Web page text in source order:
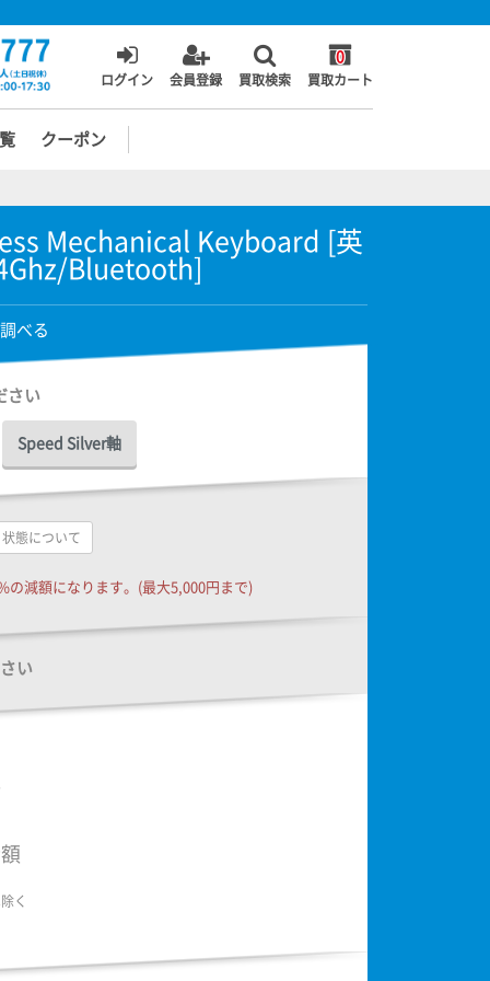
ログイン 会員登録 買取検索
0
買取カート
クーポン
Mechanical Keyboard [英
Bluetooth]
べる
さい
Speed Silver軸
態について
減額になります。(最大5,000円まで)
い
く